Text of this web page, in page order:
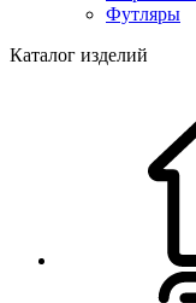
Футляры
Каталог изделий